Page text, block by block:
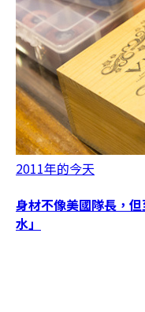
2011年的今天
身材不像美國隊長，
水」